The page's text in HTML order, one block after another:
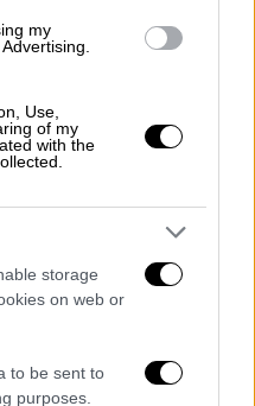
my
Use,
of my
with the
storage
on web or
to be sent to
purposes.
από τον μουσικό
ατύχημα του